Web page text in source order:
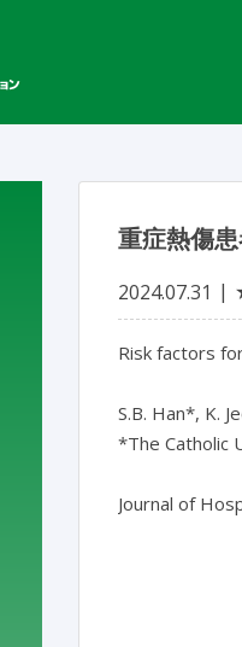
重症熱傷
2024.07.31
Risk factors
S.B. Han*, K.
*The Catholic
Journal of